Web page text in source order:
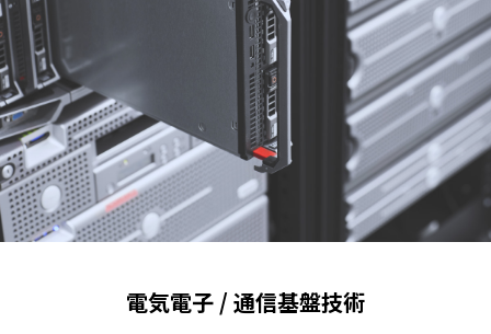
電気電子 / 通信基盤技術